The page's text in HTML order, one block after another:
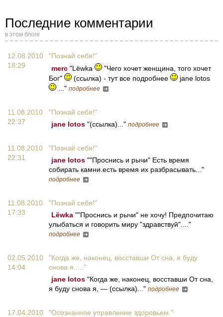
Последние комментарии
в этом блоге
12.08.2010
18:29
"Познай себя!"
merc "Lёwka
"Чего хочет женщина, того хочет
Бог"
(ссылка) - тут все подробнее
jane lotos
..." подробнее
11.08.2010
22:37
"Познай себя!"
jane lotos "(ссылка)..." подробнее
11.08.2010
22:31
"Познай себя!"
jane lotos ""Проснись и рычи" Есть время
собирать камни.есть время их разбрасывать..."
подробнее
11.08.2010
17:33
"Познай себя!"
Lёwka ""Проснись и рычи" не хочу! Предпочитаю
улыбаться и говорить миру "здравствуй"...."
подробнее
02.05.2010
14:04
"Когда же, наконец, восставши От сна, я буду
снова я....."
jane lotos "Когда же, наконец, восставши От сна,
я буду снова я, — (ссылка)..." подробнее
17.04.2010
"Осознанное управление здоровьем."